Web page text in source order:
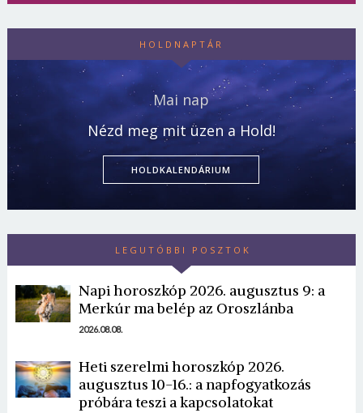
HOLDNAPTÁR
Mai nap
Nézd meg mit üzen a Hold!
HOLDKALENDÁRIUM
LEGUTÓBBI POSZTOK
Napi horoszkóp 2026. augusztus 9: a
Merkúr ma belép az Oroszlánba
2026.08.08.
Heti szerelmi horoszkóp 2026.
augusztus 10-16.: a napfogyatkozás
próbára teszi a kapcsolatokat